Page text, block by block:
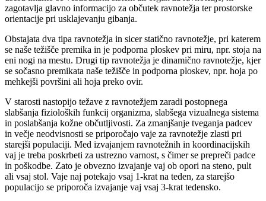
zagotavlja glavno informacijo za občutek ravnotežja ter prostorske
orientacije pri usklajevanju gibanja.
Obstajata dva tipa ravnotežja in sicer statično ravnotežje, pri katerem
se naše težišče premika in je podporna ploskev pri miru, npr. stoja na
eni nogi na mestu. Drugi tip ravnotežja je dinamično ravnotežje, kjer
se sočasno premikata naše težišče in podporna ploskev, npr. hoja po
mehkejši površini ali hoja preko ovir.
V starosti nastopijo težave z ravnotežjem zaradi postopnega
slabšanja fizioloških funkcij organizma, slabšega vizualnega sistema
in poslabšanja kožne občutljivosti. Za zmanjšanje tveganja padcev
in večje neodvisnosti se priporočajo vaje za ravnotežje zlasti pri
starejši populaciji. Med izvajanjem ravnotežnih in koordinacijskih
vaj je treba poskrbeti za ustrezno varnost, s čimer se prepreči padce
in poškodbe. Zato je obvezno izvajanje vaj ob opori na steno, pult
ali vsaj stol. Vaje naj potekajo vsaj 1-krat na teden, za starejšo
populacijo se priporoča izvajanje vaj vsaj 3-krat tedensko.